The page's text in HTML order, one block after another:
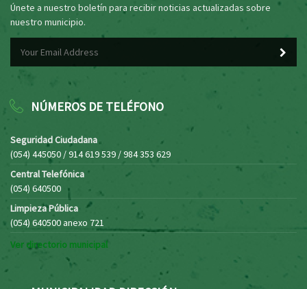
Únete a nuestro boletín para recibir noticias actualizadas sobre
nuestro municipio.
NÚMEROS DE TELÉFONO
Seguridad Ciudadana
(054) 445050 / 914 619 539 / 984 353 629
Central Telefónica
(054) 640500
Limpieza Pública
(054) 640500 anexo 721
Ver directorio municipal